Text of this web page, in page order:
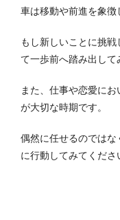
車は移動や前進を象徴
もし新しいことに挑
て一歩前へ踏み出して
また、仕事や恋愛にお
が大切な時期です。
偶然に任せるのでは
に行動してみてくださ